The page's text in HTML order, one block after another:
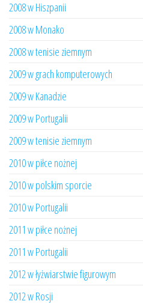
2008 w Hiszpanii
2008 w Monako
2008 w tenisie ziemnym
2009 w grach komputerowych
2009 w Kanadzie
2009 w Portugalii
2009 w tenisie ziemnym
2010 w piłce nożnej
2010 w polskim sporcie
2010 w Portugalii
2011 w piłce nożnej
2011 w Portugalii
2012 w łyżwiarstwie figurowym
2012 w Rosji